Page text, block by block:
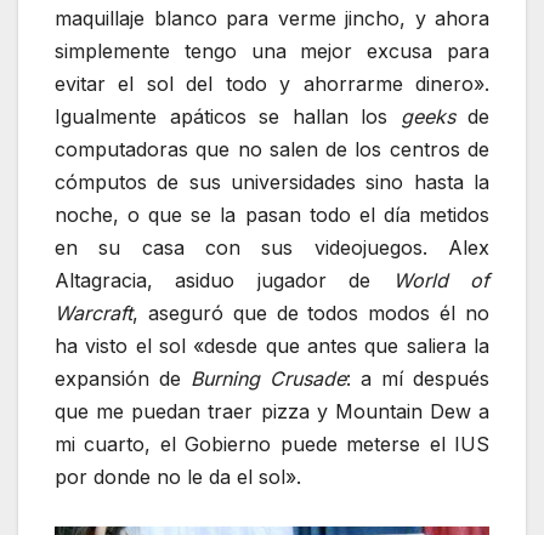
maquillaje blanco para verme jincho, y ahora
simplemente tengo una mejor excusa para
evitar el sol del todo y ahorrarme dinero».
Igualmente apáticos se hallan los geeksde
computadoras que no salen de los centros de
cómputos de sus universidades sino hasta la
noche, o que se la pasan todo el día metidos
en su casa con sus videojuegos. Alex
Altagracia, asiduo jugador de
World of
Warcraft, aseguró que de todos modos él no
ha visto el sol «desde que antes que saliera la
expansión de Burning Crusade: a mí después
que me puedan traer pizza y Mountain Dew a
mi cuarto, el Gobierno puede meterse el IUS
por donde no le da el sol».